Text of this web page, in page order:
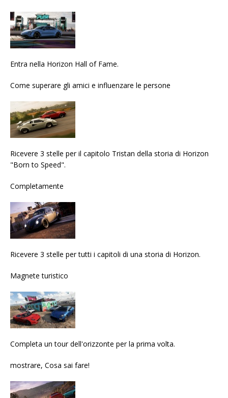
Entra nella Horizon Hall of Fame.
Come superare gli amici e influenzare le persone
Ricevere 3 stelle per il capitolo Tristan della storia di Horizon
"Born to Speed".
Completamente
Ricevere 3 stelle per tutti i capitoli di una storia di Horizon.
Magnete turistico
Completa un tour dell'orizzonte per la prima volta.
mostrare, Cosa sai fare!